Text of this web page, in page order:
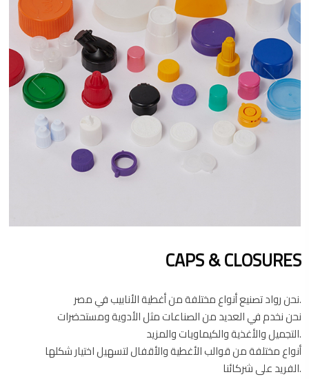
CAPS & CLOSURES
نحن رواد تصنيع أنواع مختلفة من أغطية الأنابيب في مصر.
نحن نخدم في العديد من الصناعات مثل الأدوية ومستحضرات
التجميل والأغذية والكيماويات والمزيد.
أنواع مختلفة من قوالب الأغطية والأقفال لتسهيل اختيار شكلها
الفريد على شركائنا.